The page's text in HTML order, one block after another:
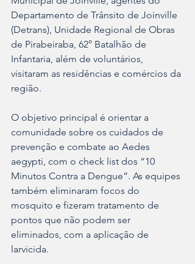
Departamento de Trânsito de Joinville
(Detrans), Unidade Regional de Obras
de Pirabeiraba, 62° Batalhão de
Infantaria, além de voluntários,
visitaram as residências e comércios da
região.
O objetivo principal é orientar a
comunidade sobre os cuidados de
prevenção e combate ao Aedes
aegypti, com o check list dos “10
Minutos Contra a Dengue”. As equipes
também eliminaram focos do
mosquito e fizeram tratamento de
pontos que não podem ser
eliminados, com a aplicação de
larvicida.